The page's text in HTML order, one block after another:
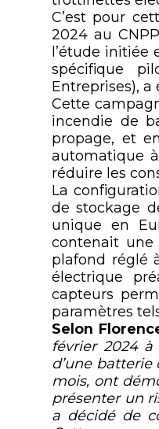
C’est pour
2024 au
l’étude initiée
spécifique
Entreprises),
Cette
incendie de
propage, et
automatique
réduire les
La
de stockage
unique en
contenait
plafond réglé
électrique
capteurs
paramètres
Selon
février 2024
d’une
mois, ont
présenter un
a décidé de